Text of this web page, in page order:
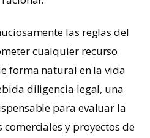
las reglas del
cualquier recurso
forma natural en la vida
diligencia legal, una
para evaluar la
y proyectos de